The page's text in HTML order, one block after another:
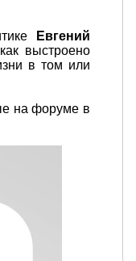
Евгений
выстроено
в том или
на форуме в